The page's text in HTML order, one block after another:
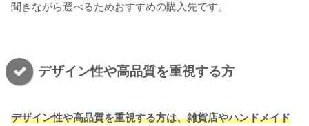
聞きながら選べるためおすすめの購入先です。
デザイン性や高品質を重視する方
デザイン性や高品質を重視する方は、雑貨店やハンドメイド